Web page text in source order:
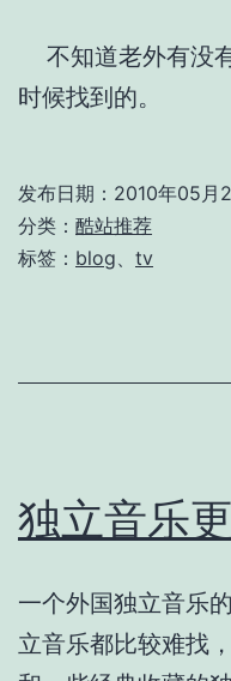
不知道老外有没
时候找到的。
发布日期： 2010年05月
分类： 酷站推荐
标签： blog tv
独立音乐
一个外国独立音乐
立音乐都比较难找